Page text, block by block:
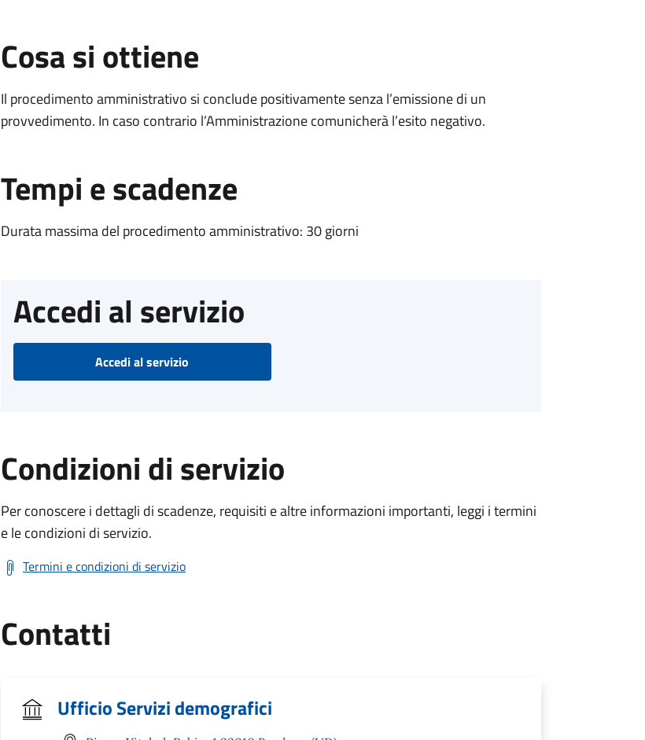
Cosa si ottiene
Il procedimento amministrativo si conclude positivamente senza l’emissione di un
provvedimento. In caso contrario l’Amministrazione comunicherà l’esito negativo.
Tempi e scadenze
Durata massima del procedimento amministrativo: 30 giorni
Accedi al servizio
Accedi al servizio
Condizioni di servizio
Per conoscere i dettagli di scadenze, requisiti e altre informazioni importanti, leggi i termini
e le condizioni di servizio.
Termini e condizioni di servizio
Contatti
Ufficio Servizi demografici